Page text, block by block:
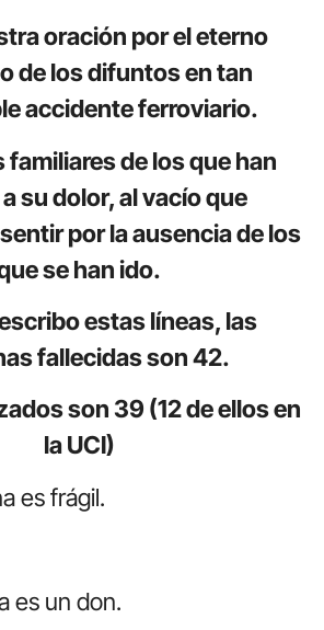
oración por el eterno
de los difuntos en tan
accidente ferroviario.
familiares de los que han
su dolor, al vacío que
por la ausencia de los
se han ido.
estas líneas, las
fallecidas son 42.
son 39 (12 de ellos en
la UCI)
es frágil.
es un don.